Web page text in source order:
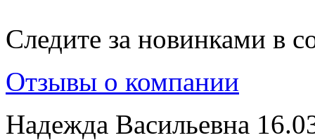
Следите за новинками в
Отзывы о компании
Надежда Васильевна